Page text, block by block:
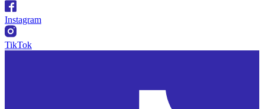
Instagram
TikTok